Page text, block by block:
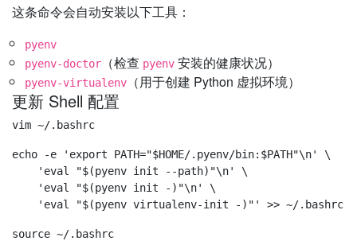
这条命令会自动安装以下工具：
pyenv
pyenv-doctor
（检查 pyenv 安装的健康状况）
pyenv-virtualenv （用于创建 Python 虚拟环境）
更新 Shell 配置
echo -e 'export PATH="$HOME/.pyenv/bin:$PATH"\n' \
    'eval "$(pyenv init --path)"\n' \
    'eval "$(pyenv init -)"\n' \